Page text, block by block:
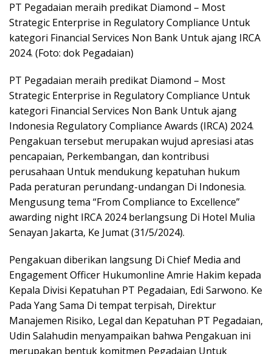
PT Pegadaian meraih predikat Diamond – Most
Strategic Enterprise in Regulatory Compliance Untuk
kategori Financial Services Non Bank Untuk ajang IRCA
2024. (Foto: dok Pegadaian)
PT Pegadaian meraih predikat Diamond – Most
Strategic Enterprise in Regulatory Compliance Untuk
kategori Financial Services Non Bank Untuk ajang
Indonesia Regulatory Compliance Awards (IRCA) 2024.
Pengakuan tersebut merupakan wujud apresiasi atas
pencapaian, Perkembangan, dan kontribusi
perusahaan Untuk mendukung kepatuhan hukum
Pada peraturan perundang-undangan Di Indonesia.
Mengusung tema “From Compliance to Excellence”
awarding night IRCA 2024 berlangsung Di Hotel Mulia
Senayan Jakarta, Ke Jumat (31/5/2024).
Pengakuan diberikan langsung Di Chief Media and
Engagement Officer Hukumonline Amrie Hakim kepada
Kepala Divisi Kepatuhan PT Pegadaian, Edi Sarwono. Ke
Pada Yang Sama Di tempat terpisah, Direktur
Manajemen Risiko, Legal dan Kepatuhan PT Pegadaian,
Udin Salahudin menyampaikan bahwa Pengakuan ini
merupakan bentuk komitmen Pegadaian Untuk